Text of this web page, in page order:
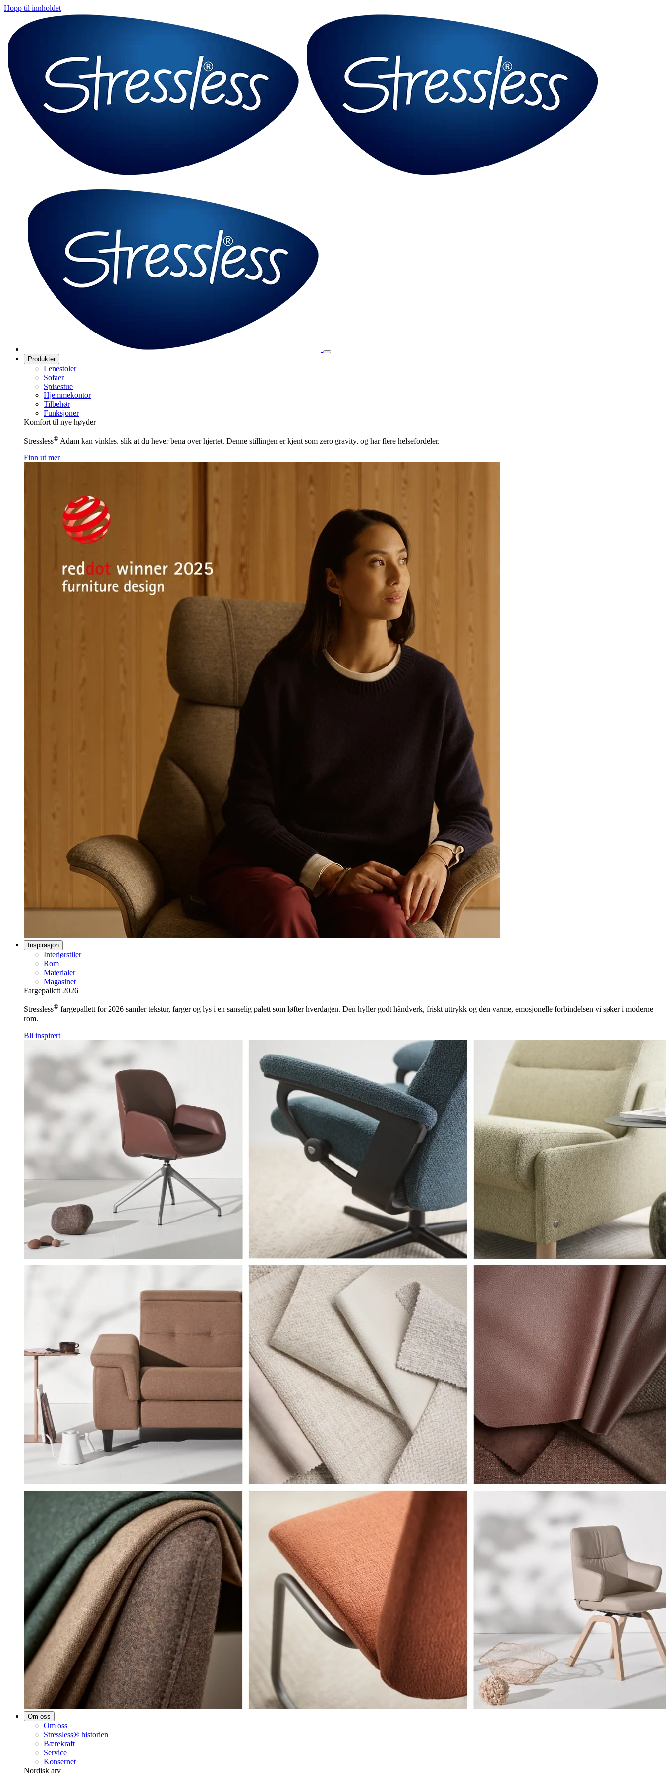
Hopp til innholdet
Produkter
Lenestoler
Sofaer
Spisestue
Hjemmekontor
Tilbehør
Funksjoner
Komfort til nye høyder
Stressless® Adam kan vinkles, slik at du hever bena over hjertet. Denne stillingen er kjent som zero gravity, og har flere helsefordeler.
Finn ut mer
Inspirasjon
Interiørstiler
Rom
Materialer
Magasinet
Fargepallett 2026
Stressless® fargepallett for 2026 samler tekstur, farger og lys i en sanselig palett som løfter hverdagen. Den hyller godt håndverk, friskt uttrykk og den varme, emosjonelle forbindelsen vi søker i moderne
rom.
Bli inspirert
Om oss
Om oss
Stressless® historien
Bærekraft
Service
Konsernet
Nordisk arv